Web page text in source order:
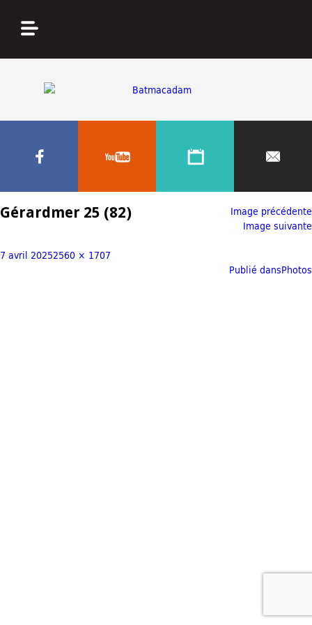
Image précédente
Image suivante
Gérardmer 25 (82)
7 avril 20252560 × 1707
Publié dansPhotos